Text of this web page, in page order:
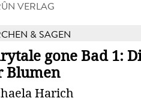
VERLAG
& SAGEN
gone Bad 1:
Blumen
Harich